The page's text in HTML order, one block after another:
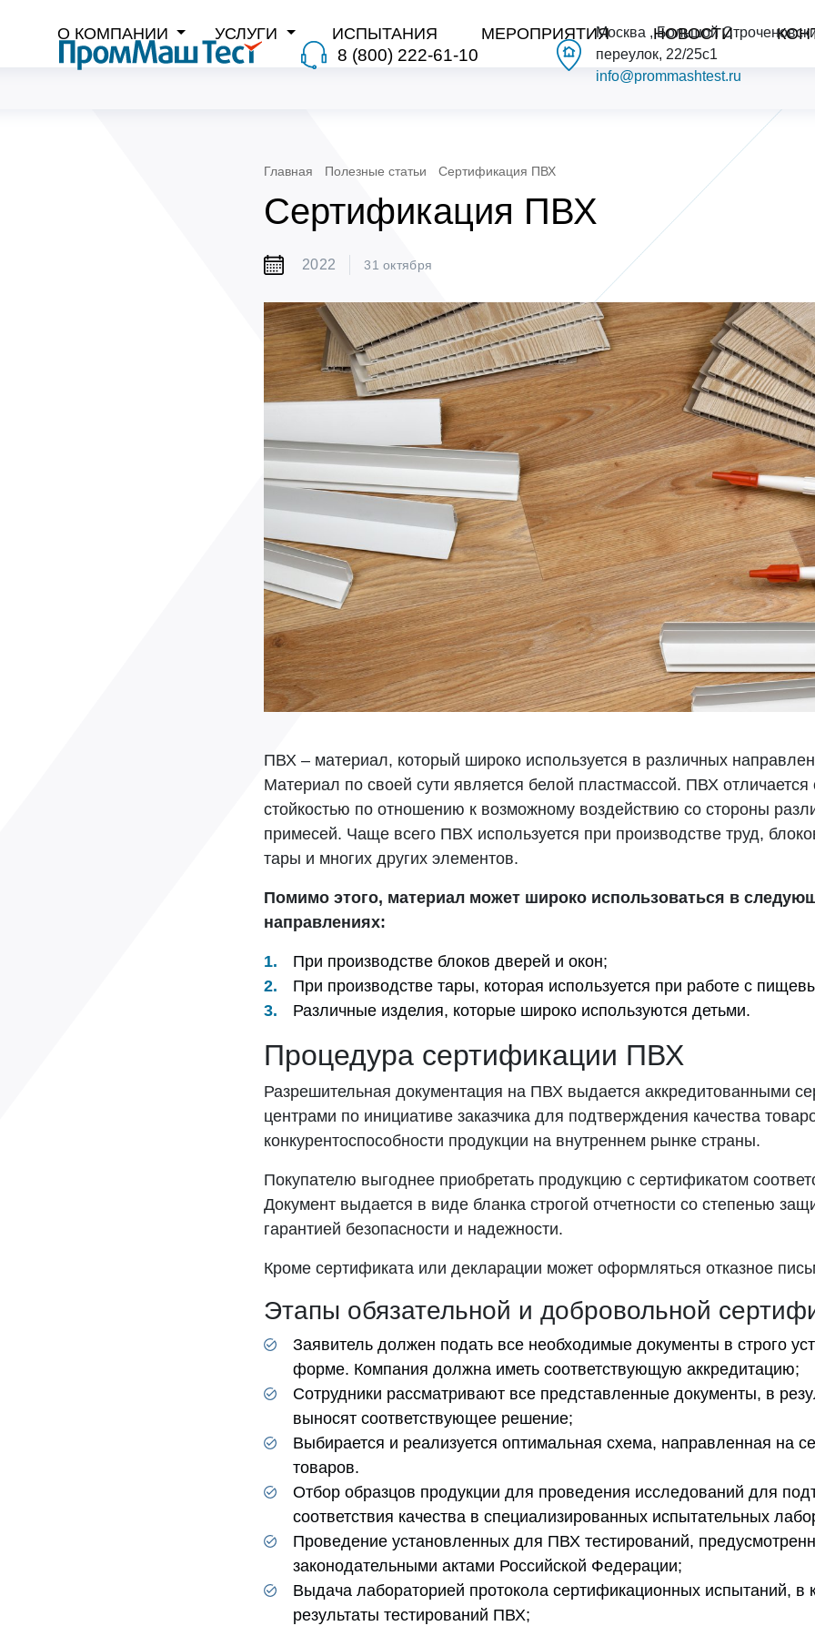
8 (800) 222-61-10
Москва , Большой
переулок, 22/25с1
info@prommashtest.ru
О КОМПАНИИ УСЛУГИ ИСПЫТАНИЯ МЕРОПРИЯТИЯ НОВОСТИ
Главная Полезные статьи Сертификация ПВХ
Сертификация ПВХ
2022 31 октября
ПВХ – материал, который широко используется в различных
Материал по своей сути является белой пластмассой. ПВХ отличается
стойкостью по отношению к возможному воздействию со стороны
примесей. Чаще всего ПВХ используется при производстве труд,
тары и многих других элементов.
Помимо этого, материал может широко использоваться в
направлениях:
При производстве блоков дверей и окон;
При производстве тары, которая используется при работе с
Различные изделия, которые широко используются детьми.
Процедура сертификации ПВХ
Разрешительная документация на ПВХ выдается аккредитованными
центрами по инициативе заказчика для подтверждения качества
конкурентоспособности продукции на внутреннем рынке страны.
Покупателю выгоднее приобретать продукцию с сертификатом
Документ выдается в виде бланка строгой отчетности со степенью
гарантией безопасности и надежности.
Кроме сертификата или декларации может оформляться отказное
Этапы обязательной и добровольной
Заявитель должен подать все необходимые документы в строго
форме. Компания должна иметь соответствующую аккредитацию;
Сотрудники рассматривают все представленные документы, в
выносят соответствующее решение;
Выбирается и реализуется оптимальная схема, направленная на
товаров.
Отбор образцов продукции для проведения исследований для
соответствия качества в специализированных испытательных
Проведение установленных для ПВХ тестирований,
законодательными актами Российской Федерации;
Выдача лабораторией протокола сертификационных испытаний, в
результаты тестирований ПВХ;